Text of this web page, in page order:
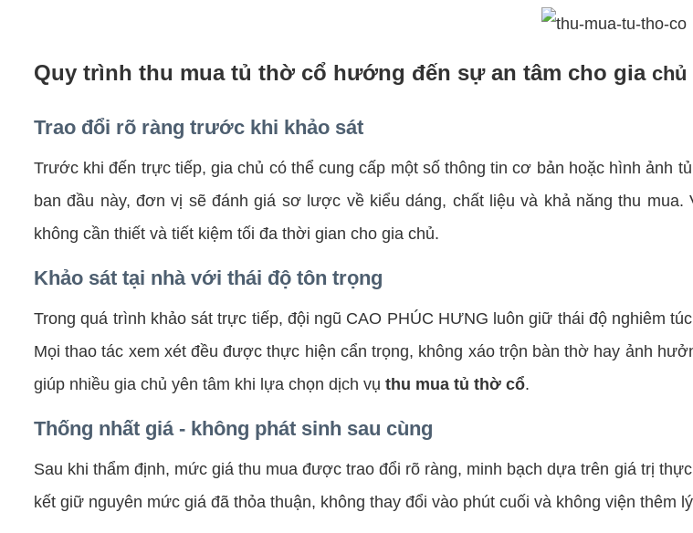
Quy trình thu mua tủ thờ cổ hướng đến sự an tâm cho gia chủ
Trao đổi rõ ràng trước khi khảo sát
Trước khi đến trực tiếp, gia chủ có thể cung cấp một số thông tin cơ bản hoặc hình ảnh
ban đầu này, đơn vị sẽ đánh giá sơ lược về kiểu dáng, chất liệu và khả năng thu
không cần thiết và tiết kiệm tối đa thời gian cho gia chủ.
Khảo sát tại nhà với thái độ tôn trọng
Trong quá trình khảo sát trực tiếp, đội ngũ CAO PHÚC HƯNG luôn giữ thái độ nghiêm
Mọi thao tác xem xét đều được thực hiện cẩn trọng, không xáo trộn bàn thờ hay ảnh
giúp nhiều gia chủ yên tâm khi lựa chọn dịch vụ thu mua tủ thờ cổ.
Thống nhất giá - không phát sinh sau cùng
Sau khi thẩm định, mức giá thu mua được trao đổi rõ ràng, minh bạch dựa trên giá trị
kết giữ nguyên mức giá đã thỏa thuận, không thay đổi vào phút cuối và không viện thêm